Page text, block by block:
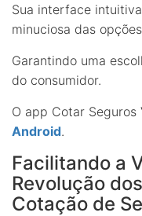
Sua interface
minuciosa das
Garantindo uma
do consumidor.
O app Cotar
Android.
Facilitando a
Revolução
Cotação de